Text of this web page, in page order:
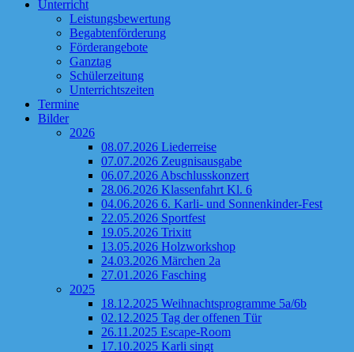
Unterricht
Leistungsbewertung
Begabtenförderung
Förderangebote
Ganztag
Schülerzeitung
Unterrichtszeiten
Termine
Bilder
2026
08.07.2026 Liederreise
07.07.2026 Zeugnisausgabe
06.07.2026 Abschlusskonzert
28.06.2026 Klassenfahrt Kl. 6
04.06.2026 6. Karli- und Sonnenkinder-Fest
22.05.2026 Sportfest
19.05.2026 Trixitt
13.05.2026 Holzworkshop
24.03.2026 Märchen 2a
27.01.2026 Fasching
2025
18.12.2025 Weihnachtsprogramme 5a/6b
02.12.2025 Tag der offenen Tür
26.11.2025 Escape-Room
17.10.2025 Karli singt